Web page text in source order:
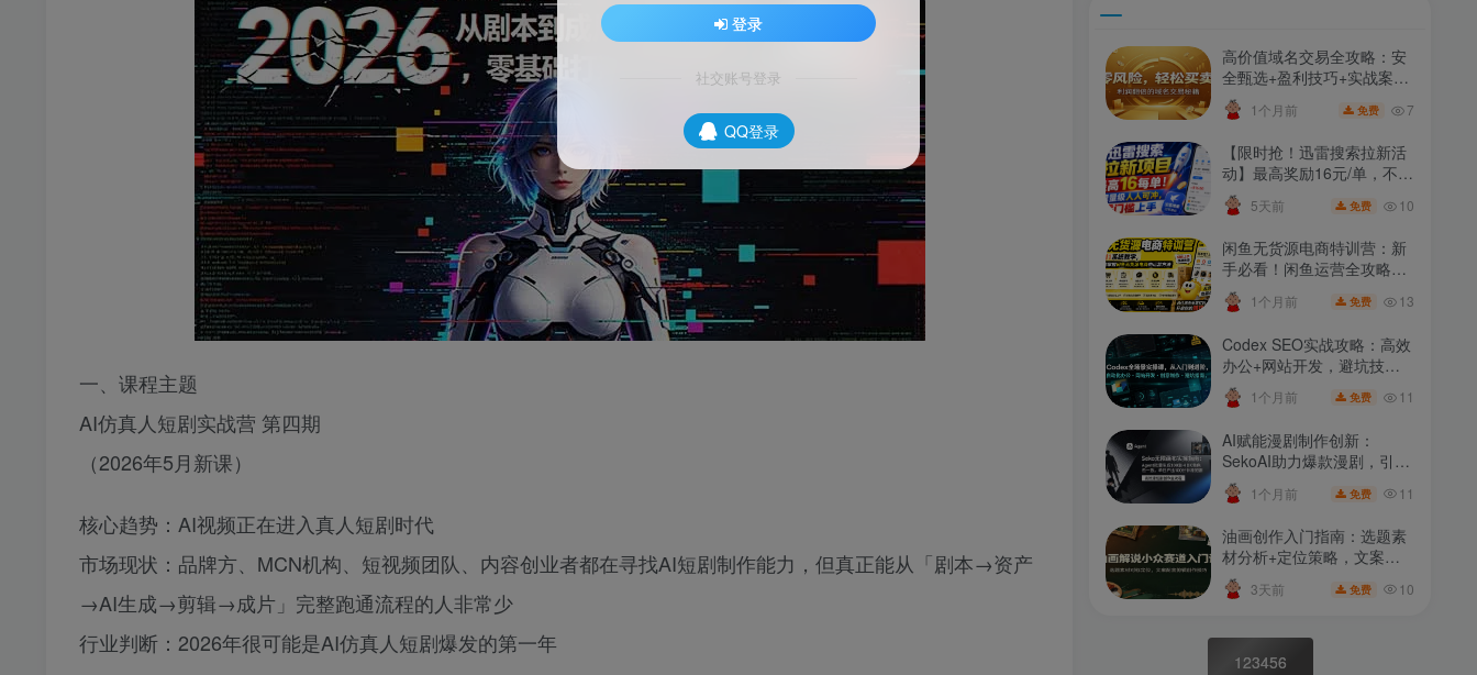
一、课程主题
AI仿真人短剧实战营 第四期
（2026年5月新课）
核心趋势：AI视频正在进入真人短剧时代
市场现状：品牌方、MCN机构、短视频团队、内容创业者都在寻找AI短剧制作能力，但真正能从「剧本→资产
→AI生成→剪辑→成片」完整跑通流程的人非常少
行业判断：2026年很可能是AI仿真人短剧爆发的第一年
高价值域名交易全攻略：安
全甄选+盈利技巧+实战案例
分析
1个月前 免费 7
【限时抢！迅雷搜索拉新活
动】最高奖励16元/单，不限
量级，零门槛轻松参与，新
手也能赚（0731更新）
5天前 免费 10
闲鱼无货源电商特训营：新
手必看！闲鱼运营全攻略，
核心策略与技巧深度解析秘
籍
1个月前 免费 13
Codex SEO实战攻略：高效
办公+网站开发，避坑技巧
全解析
1个月前 免费 11
AI赋能漫剧制作创新：
SekoAI助力爆款漫剧，引领
行业潮流
1个月前 免费 11
油画创作入门指南：选题素
材分析+定位策略，文案、
配音、剪辑全攻略技巧
3天前 免费 10
123456
登录
社交账号登录
QQ登录